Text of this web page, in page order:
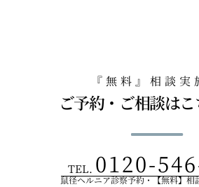
『無料』相談実
ご予約・ご相談は
TEL. 0120-
鼠径ヘルニア診察予約・【無料】相